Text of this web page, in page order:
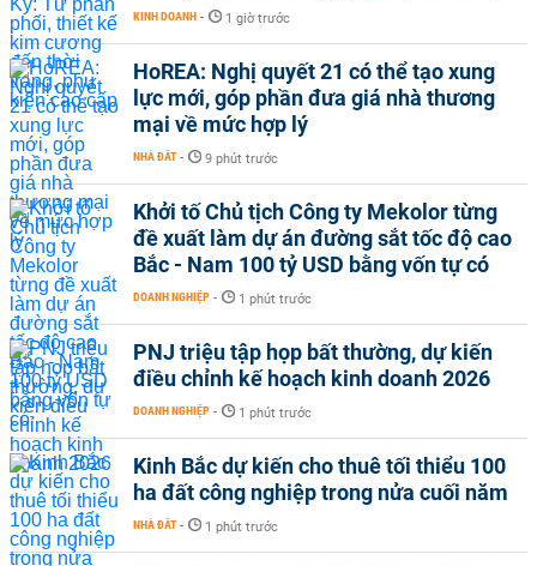
KINH DOANH - 1 giờ trước
HoREA: Nghị quyết 21 có thể tạo xung
lực mới, góp phần đưa giá nhà thương
mại về mức hợp lý
NHÀ ĐẤT - 9 phút trước
Khởi tố Chủ tịch Công ty Mekolor từng
đề xuất làm dự án đường sắt tốc độ cao
Bắc - Nam 100 tỷ USD bằng vốn tự có
DOANH NGHIỆP - 1 phút trước
PNJ triệu tập họp bất thường, dự kiến
điều chỉnh kế hoạch kinh doanh 2026
DOANH NGHIỆP - 1 phút trước
Kinh Bắc dự kiến cho thuê tối thiểu 100
ha đất công nghiệp trong nửa cuối năm
NHÀ ĐẤT - 1 phút trước